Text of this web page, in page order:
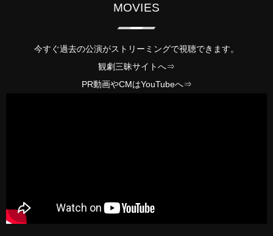
MOVIES
今すぐ過去の公演がストリーミングで視聴できます。
観劇三昧サイトへ⇒
PR動画やCMはYouTubeへ⇒